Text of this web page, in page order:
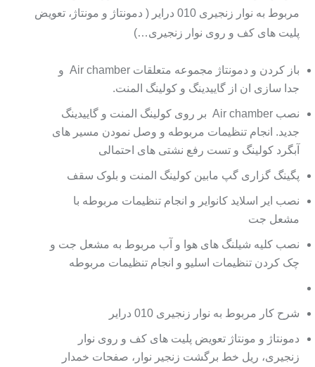
مربوط به نوار زنجیری 010 درایر ( دمونتاژ و مونتاژ، تعویض
پلیت های کف و روی نوار زنجیری…)
باز کردن و دمونتاژ مجموعه متعلقات Air chamber و
جدا سازی ان از گاییدینگ و کولینگ المنت.
نصب Air chamber بر روی کولینگ المنت و گاییدینگ
جدید. انجام تنظیمات مربوطه و وصل نمودن مسیر های
آبگرد کولینگ و تست رفع نشتی های احتمالی
پگینگ گزاری گپ مابین کولینگ المنت و بلوک سقف
نصب ایر اسلاید کانوایر و انجام تنظیمات مربوطه با
مشعل جت
نصب کلیه شیلنگ های هوا و آب مربوط به مشعل جت و
چک کردن تنظیمات اسلیو و انجام تنظیمات مربوطه
شرح کار مربوط به نوار زنجیری 010 درایر
دمونتاژ و مونتاژ تعویض پلیت های کف و روی نوار
زنجیری، ریل خط برگشت زنجیر نوار، صفحات خمدار